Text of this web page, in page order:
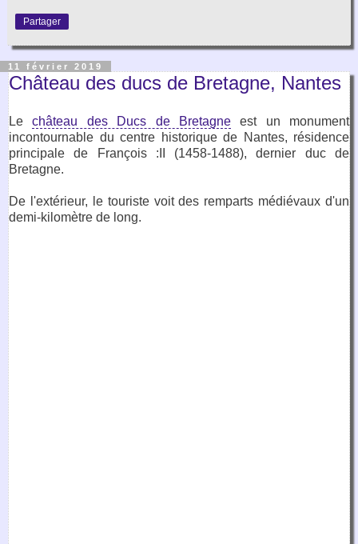
Partager
11 février 2019
Château des ducs de Bretagne, Nantes
Lechâteau des Ducs de Bretagneest un monument
incontournable du centre historique de Nantes, résidence
principale de François :II (1458-1488), dernier duc de
Bretagne.
De l'extérieur, le touriste voit des remparts médiévaux d'un
demi-kilomètre de long.